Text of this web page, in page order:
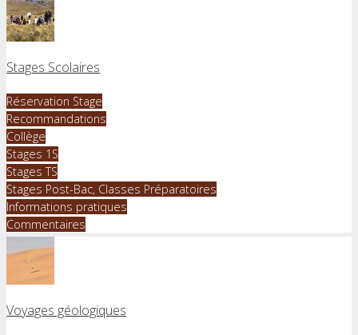
Stages Scolaires
Réservation Stage
Recommandations
Collège
Stages 1S
Stages TS
Stages Post-Bac, Classes Préparatoires
Informations pratiques
Commentaires
Voyages géologiques